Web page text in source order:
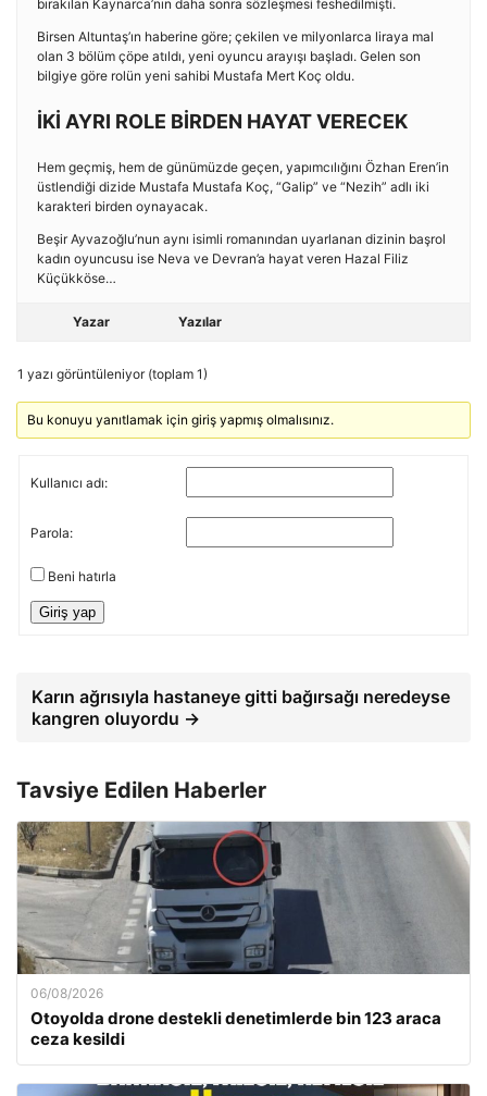
bırakılan Kaynarca’nın daha sonra sözleşmesi feshedilmişti.
Birsen Altuntaş’ın haberine göre; çekilen ve milyonlarca liraya mal
olan 3 bölüm çöpe atıldı, yeni oyuncu arayışı başladı. Gelen son
bilgiye göre rolün yeni sahibi Mustafa Mert Koç oldu.
İKİ AYRI ROLE BİRDEN HAYAT VERECEK
Hem geçmiş, hem de günümüzde geçen, yapımcılığını Özhan Eren’in
üstlendiği dizide Mustafa Mustafa Koç, “Galip” ve “Nezih” adlı iki
karakteri birden oynayacak.
Beşir Ayvazoğlu’nun aynı isimli romanından uyarlanan dizinin başrol
kadın oyuncusu ise Neva ve Devran’a hayat veren Hazal Filiz
Küçükköse…
Yazar Yazılar
1 yazı görüntüleniyor (toplam 1)
Bu konuyu yanıtlamak için giriş yapmış olmalısınız.
Kullanıcı adı:
Parola:
Beni hatırla
Giriş yap
Karın ağrısıyla hastaneye gitti bağırsağı neredeyse
kangren oluyordu →
Tavsiye Edilen Haberler
06/08/2026
Otoyolda drone destekli denetimlerde bin 123 araca
ceza kesildi